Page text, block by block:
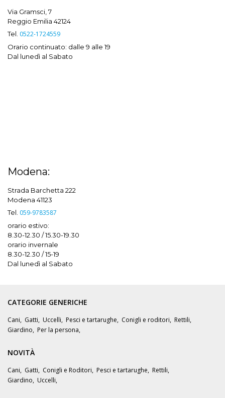
Via Gramsci, 7
Reggio Emilia 42124
Tel. 0522-1724559
Orario continuato: dalle 9 alle 19
Dal lunedì al Sabato
Modena:
Strada Barchetta 222
Modena 41123
Tel. 059-9783587
orario estivo:
8.30-12.30 / 15.30-19.30
orario invernale
8.30-12.30 / 15-19
Dal lunedì al Sabato
CATEGORIE GENERICHE
Cani, Gatti, Uccelli, Pesci e tartarughe, Conigli e roditori, Rettili,
Giardino, Per la persona,
NOVITÀ
Cani, Gatti, Conigli e Roditori, Pesci e tartarughe, Rettili,
Giardino, Uccelli,